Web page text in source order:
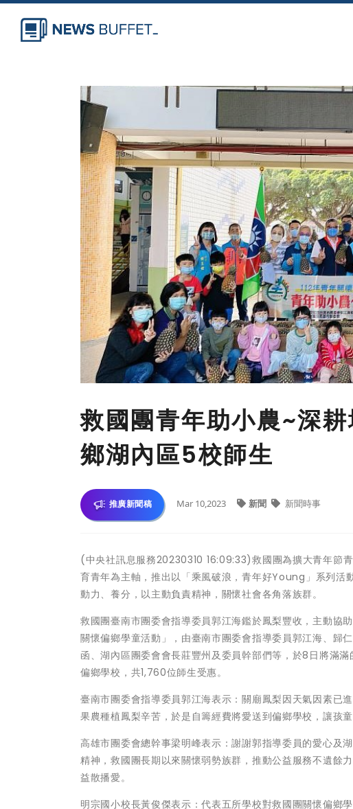
救國團青年助小農~深
鄉湖內區5校師生
推廣新聞稿 Mar 10,2023 新聞 新聞時事
(中央社訊息服務20230310 16:09:33)救國團為擴大青年節
育青年為主軸，推出以「乘風破浪，青年好Young」系列活
動力、養分，以主動負責精神，關懷社會各角落族群。
救國團臺南市團委會指導委員郭江海鑑於鳳梨豐收，主動協
關懷偏鄉學童活動」，由臺南市團委會指導委員郭江海、歸
函、湖內區團委會會長莊豐州及委員幹部們等，於8日將滿
偏鄉學校，共1,760位師生受惠。
臺南市團委會指導委員郭江海表示：關廟鳳梨因天氣因素已
果農種植鳳梨辛苦，於是自籌經費將愛送到偏鄉學校，讓孩
高雄市團委會總幹事梁明峰表示：謝謝郭指導委員的愛心及
精神，救國團長期以來關懷弱勢族群，推動公益服務不遺餘
益散播愛。
明宗國小校長黃俊傑表示：代表五所學校對救國團關懷偏鄉